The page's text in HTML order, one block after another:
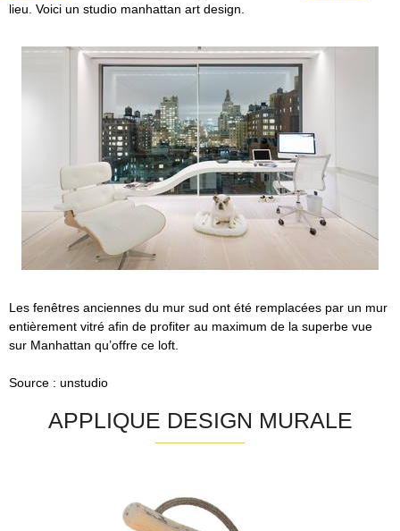
lieu. Voici un studio manhattan art design.
Les fenêtres anciennes du mur sud ont été remplacées par un mur
entièrement vitré afin de profiter au maximum de la superbe vue
sur Manhattan qu’offre ce loft.
Source : unstudio
APPLIQUE DESIGN MURALE